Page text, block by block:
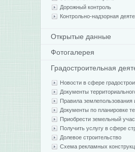
Дорожный контроль
Контрольно-надзорная
Открытые данные
Фотогалерея
Градостроительная
Новости в сфере
Документы
Правила землепользования
Документы по планировке
Приобрести земельный
Получить услугу в сфере
Долевое строительство
Схема рекламных